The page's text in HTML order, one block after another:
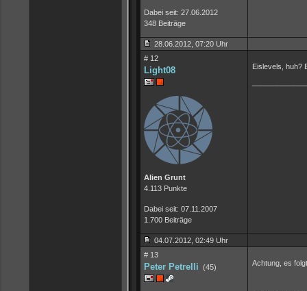
Dabei seit: 27.06.2012
348 Beiträge
28.06.2012, 07:20 Uhr
# 12
Light08
Alien Grunt
4.113 Punkte
Dabei seit: 07.11.2007
1.700 Beiträge
Eislevels, huh?
04.07.2012, 02:49 Uhr
# 13
Peter Petrelli (45) Achtung, es